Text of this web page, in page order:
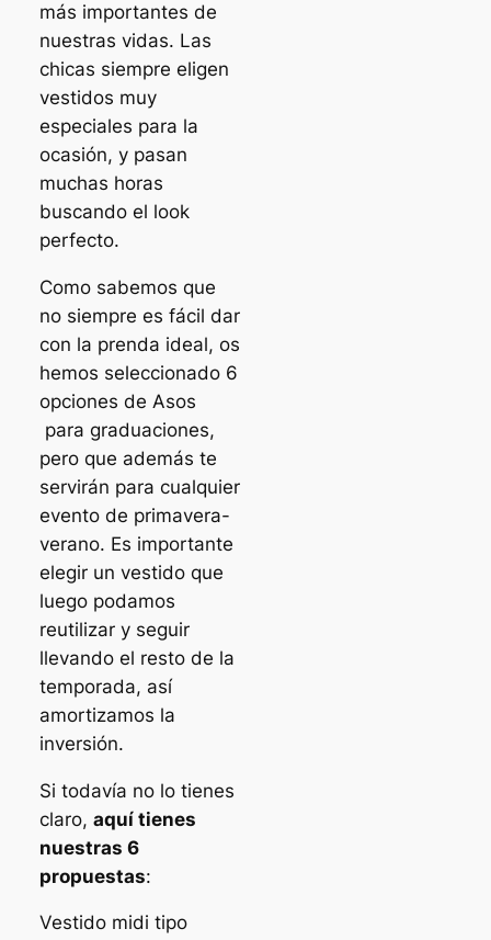
más importantes de
nuestras vidas. Las
chicas siempre eligen
vestidos muy
especiales para la
ocasión, y pasan
muchas horas
buscando el look
perfecto.
Como sabemos que
no siempre es fácil dar
con la prenda ideal, os
hemos seleccionado 6
opciones de Asos
para graduaciones,
pero que además te
servirán para cualquier
evento de primavera-
verano. Es importante
elegir un vestido que
luego podamos
reutilizar y seguir
llevando el resto de la
temporada, así
amortizamos la
inversión.
Si todavía no lo tienes
claro, aquí tienes
nuestras 6
propuestas:
Vestido midi tipo